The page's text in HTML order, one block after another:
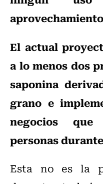
El actual
a lo menos dos
saponina
grano e
negocios
personas
Esta no es la